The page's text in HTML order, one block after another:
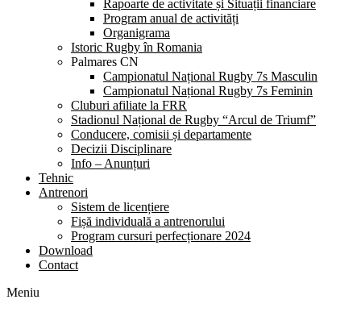
Rapoarte de activitate și Situații financiare
Program anual de activități
Organigrama
Istoric Rugby în Romania
Palmares CN
Campionatul Național Rugby 7s Masculin
Campionatul Național Rugby 7s Feminin
Cluburi afiliate la FRR
Stadionul Național de Rugby “Arcul de Triumf”
Conducere, comisii și departamente
Decizii Disciplinare
Info – Anunțuri
Tehnic
Antrenori
Sistem de licențiere
Fișă individuală a antrenorului
Program cursuri perfecționare 2024
Download
Contact
Meniu